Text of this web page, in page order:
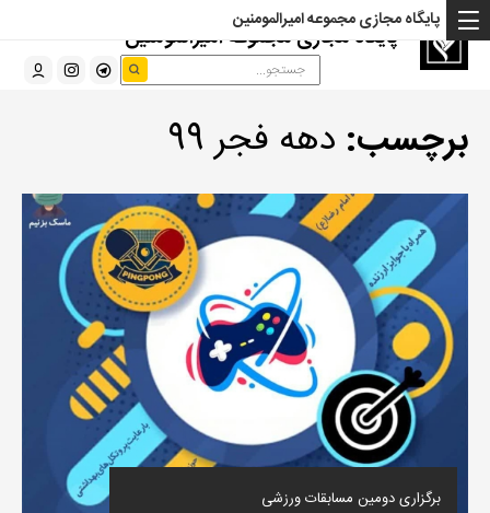
پایگاه مجازی مجموعه امیرالمومنین
پایگاه مجازی مجموعه امیرالمومنین
برچسب: دهه فجر 99
برگزاری دومین مسابقات ورزشی